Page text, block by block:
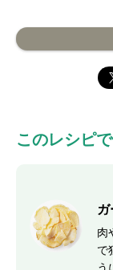
このレシピ
肉
で